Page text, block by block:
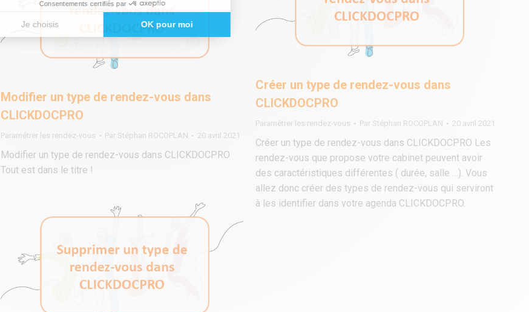
Créer un type de rendez-vous dans
CLICKDOCPRO
Paramétrer les rendez-vous Par Stéphan ROCOPLAN 20 avril 2021
Créer un type de rendez-vous dans CLICKDOCPRO Les
rendez-vous que propose votre cabinet peuvent avoir
des caractéristiques différentes ( durée, salle …). Vous
allez donc créer des types de rendez-vous qui serviront
à les identifier dans votre agenda CLICKDOCPRO.
Modifier un type de rendez-vous dans
CLICKDOCPRO
Paramétrer les rendez-vous Par Stéphan ROCOPLAN 20 avril 2021
Modifier un type de rendez-vous dans CLICKDOCPRO
Tout est dans le titre !